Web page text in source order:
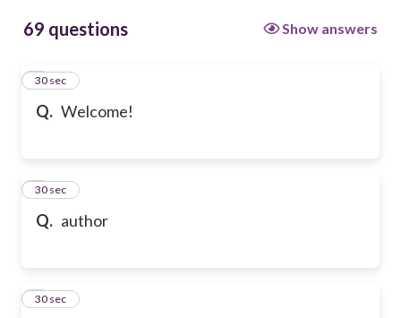
69 questions Show answers
Q. Welcome!
1
30 sec
Q. author
2
30 sec
3
30 sec